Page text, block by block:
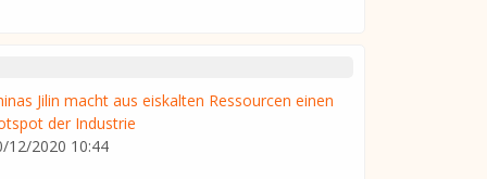
Jilin macht aus eiskalten Ressourcen einen
der Industrie
12/2020 10:44